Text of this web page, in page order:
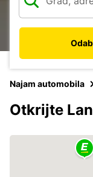
Najam automobila
Otkrijte